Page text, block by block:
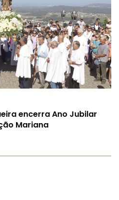
encerra Ano Jubilar
Mariana